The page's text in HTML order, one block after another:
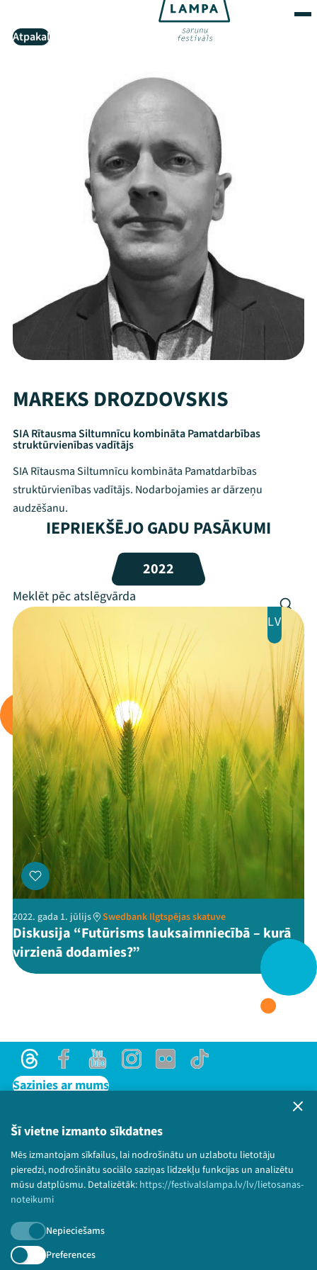
Šī vietne izmanto sīkdatnes
Mēs izmantojam sīkfailus, lai nodrošinātu un uzlabotu lietotāju
pieredzi, nodrošinātu sociālo saziņas līdzekļu funkcijas un analizētu
mūsu datplūsmu. Detalizētāk: https://festivalslampa.lv/lv/lietosanas-
noteikumi
Nepieciešams
Preferences
Mana programma
Festivāls
Arhīvs
Viņi bija LAMPĀ 2026
Jaunumi
Ziedo
Veikals
Kontakti
ThreadsFacebookYoutube
X Instagram
Flick TikTok
Atpakaļ
MAREKS DROZDOVSKIS
SIA Rītausma Siltumnīcu kombināta Pamatdarbības
struktūrvienības vadītājs
SIA Rītausma Siltumnīcu kombināta Pamatdarbības
struktūrvienības vadītājs. Nodarbojamies ar dārzeņu
audzēšanu.
IEPRIEKŠĒJO GADU PASĀKUMI
2022
LV
2022. gada 1. jūlijs Swedbank Ilgtspējas skatuve
Diskusija “Futūrisms lauksaimniecībā – kurā
virzienā dodamies?”
ThreadsFacebookYoutubeInstagram
Flick TikTok
Sazinies ar mums
Lietošanas noteikumi un sīkdatņu politika
Bērnu aizsardzības politika
© 2026 Sarunu festivāls LAMPA Visas tiesības
paturētas.
Piesakies jaunumiem!